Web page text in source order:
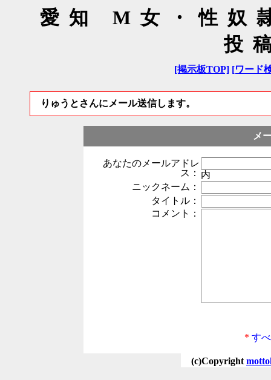
愛知 M女・性奴
投
[掲示板TOP] [ワード
りゅうとさんにメール送信します。
メ
あなたのメールアドレ
ス： 内
ニックネーム：
タイトル：
コメント：
* す
(c)Copyright